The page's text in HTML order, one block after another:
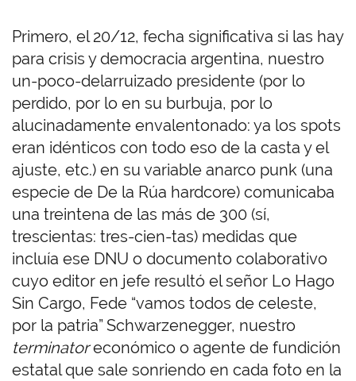
Primero, el 20/12, fecha significativa si las hay
para crisis y democracia argentina, nuestro
un-poco-delarruizado presidente (por lo
perdido, por lo en su burbuja, por lo
alucinadamente envalentonado: ya los spots
eran idénticos con todo eso de la casta y el
ajuste, etc.) en su variable anarco punk (una
especie de De la Rúa hardcore) comunicaba
una treintena de las más de 300 (sí,
trescientas: tres-cien-tas) medidas que
incluía ese DNU o documento colaborativo
cuyo editor en jefe resultó el señor Lo Hago
Sin Cargo, Fede “vamos todos de celeste,
por la patria” Schwarzenegger, nuestro
terminatoreconómico o agente de fundición
estatal que sale sonriendo en cada foto en la